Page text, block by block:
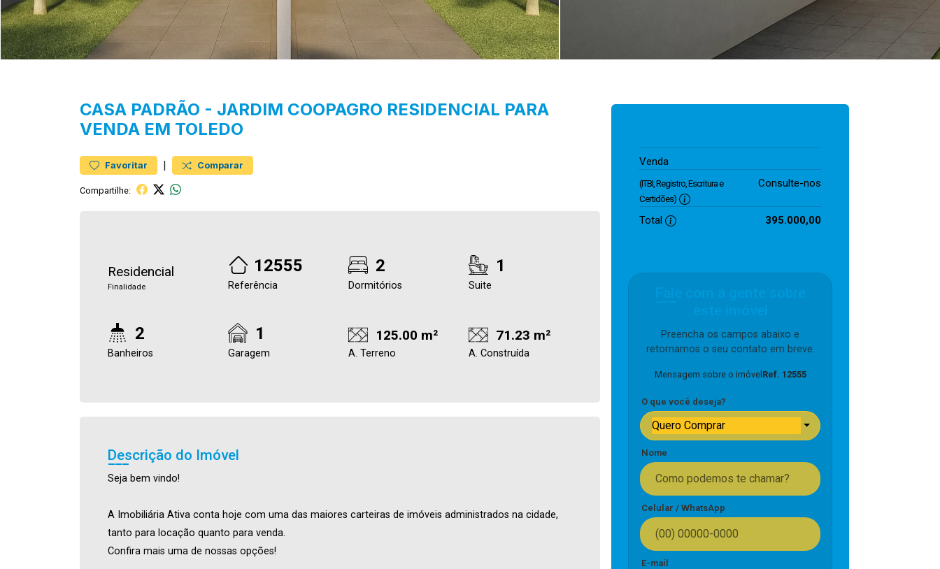
CASA PADRÃO - JARDIM COOPAGRO RESIDENCIAL PARA
VENDA EM TOLEDO
Favoritar | Comparar
Compartilhe:
Residencial
Finalidade
12555
Referência
2
Dormitórios
1
Suite
2
Banheiros
1
Garagem
125.00 m²
A. Terreno
71.23 m²
A. Construída
Descrição do Imóvel
Seja bem vindo!
A Imobiliária Ativa conta hoje com uma das maiores carteiras de imóveis administrados na cidade,
tanto para locação quanto para venda.
Confira mais uma de nossas opções!
Venda
(ITBI, Registro, Escritura e
Certidões)
Consulte-nos
Total 395.000,00
Preencha os campos abaixo e
retornamos o seu contato em breve.
Mensagem sobre o imóvel Ref. 12555
O que você deseja?
Quero Comprar
Nome
Celular / WhatsApp
E-mail